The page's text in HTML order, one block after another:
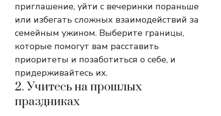
приглашение, уйти с вечеринки пораньше
или избегать сложных взаимодействий за
семейным ужином. Выберите границы,
которые помогут вам расставить
приоритеты и позаботиться о себе, и
придерживайтесь их.
2. Учитесь на прошлых
праздниках